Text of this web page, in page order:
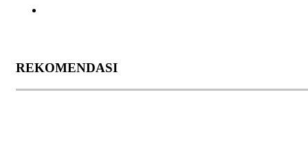
REKOMENDASI